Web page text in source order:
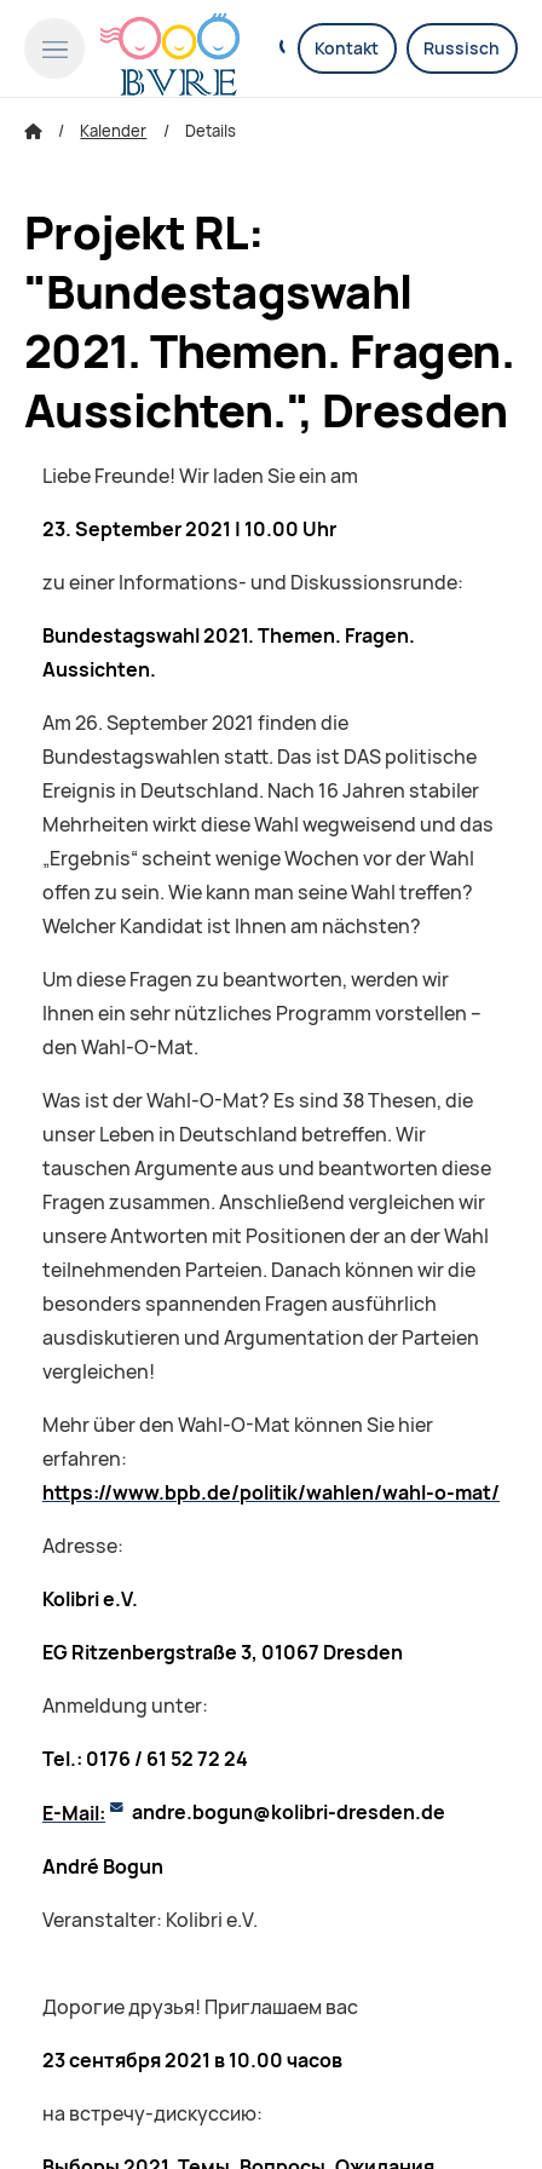
Kontakt Russisch
Kalender Details
Projekt RL:
"Bundestagswahl
2021. Themen. Fragen.
Aussichten.", Dresden
Liebe Freunde! Wir laden Sie ein am
23. September 2021 | 10.00 Uhr
zu einer Informations- und Diskussionsrunde:
Bundestagswahl 2021. Themen. Fragen.
Aussichten.
Am 26. September 2021 finden die
Bundestagswahlen statt. Das ist DAS politische
Ereignis in Deutschland. Nach 16 Jahren stabiler
Mehrheiten wirkt diese Wahl wegweisend und das
„Ergebnis“ scheint wenige Wochen vor der Wahl
offen zu sein. Wie kann man seine Wahl treffen?
Welcher Kandidat ist Ihnen am nächsten?
Um diese Fragen zu beantworten, werden wir
Ihnen ein sehr nützliches Programm vorstellen –
den Wahl-O-Mat.
Was ist der Wahl-O-Mat? Es sind 38 Thesen, die
unser Leben in Deutschland betreffen. Wir
tauschen Argumente aus und beantworten diese
Fragen zusammen. Anschließend vergleichen wir
unsere Antworten mit Positionen der an der Wahl
teilnehmenden Parteien. Danach können wir die
besonders spannenden Fragen ausführlich
ausdiskutieren und Argumentation der Parteien
vergleichen!
Mehr über den Wahl-O-Mat können Sie hier
erfahren:
https://www.bpb.de/politik/wahlen/wahl-o-mat/
Adresse:
Kolibri e.V.
EG Ritzenbergstraße 3, 01067 Dresden
Anmeldung unter:
Tel.: 0176 / 61 52 72 24
E-Mail: andre.bogun@kolibri-dresden.de
André Bogun
Veranstalter: Kolibri e.V.
Дорогие друзья! Приглашаем вас
23 сентября 2021 в 10.00 часов
на встречу-дискуссию: